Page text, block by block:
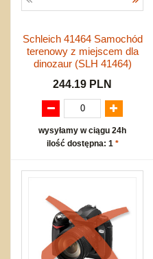
Schleich 41464 Samochód
terenowy z miejscem dla
dinozaur (SLH 41464)
244.19 PLN
wysyłamy w ciągu 24h
ilość dostępna: 1 *